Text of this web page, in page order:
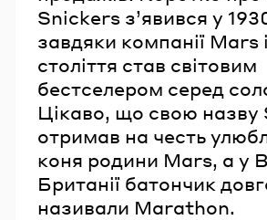
Snickers з’явився у
завдяки компанії Mars
століття став світовим
бестселером серед
Цікаво, що свою назву
отримав на честь
коня родини Mars, а у
Британії батончик
називали Marathon.